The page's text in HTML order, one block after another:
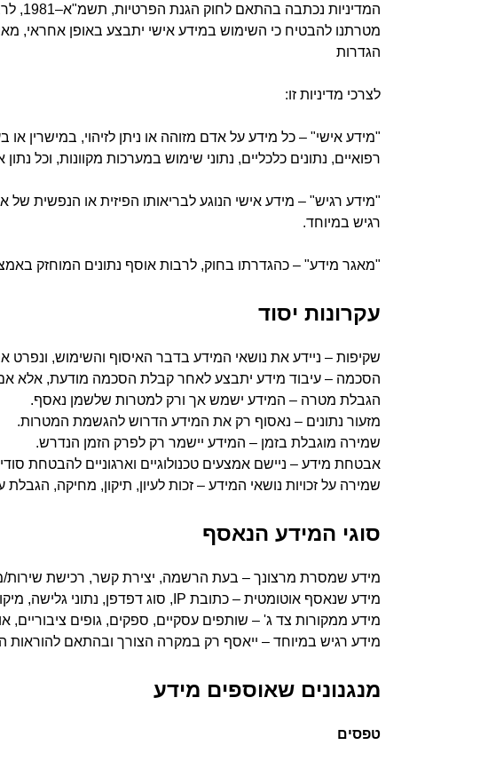
המדיניות נכתבה בהתאם לחוק הגנת הפרטיות, תשמ"א–1981, לרבות תיקון מס' 13 לחוק והתקנות שהותקנו מכוחו, וכן בהתאם להנחיות הרשות להגנת הפרטיות.
מטרתנו להבטיח כי השימוש במידע אישי יתבצע באופן אחראי,
הגדרות
לצרכי מדיניות זו:
"מידע אישי" – כל מידע על אדם מזוהה או ניתן לזיהוי, במישרין
רפואיים, נתונים כלכליים, נתוני שימוש במערכות מקוונות, וכל
"מידע רגיש" – מידע אישי הנוגע לבריאותו הפיזית או הנפשית של
רגיש במיוחד.
"מאגר מידע" – כהגדרתו בחוק, לרבות אוסף נתונים המוחזק
עקרונות יסוד
שקיפות – ניידע את נושאי המידע בדבר האיסוף והשימוש, ונפרט
הסכמה – עיבוד מידע יתבצע לאחר קבלת הסכמה מודעת, אלא
הגבלת מטרה – המידע ישמש אך ורק למטרות שלשמן נאסף.
מזעור נתונים – נאסוף רק את המידע הדרוש להגשמת המטרות.
שמירה מוגבלת בזמן – המידע יישמר רק לפרק הזמן הנדרש.
אבטחת מידע – ניישם אמצעים טכנולוגיים וארגוניים להבטחת
שמירה על זכויות נושאי המידע – זכות לעיון, תיקון, מחיקה, הגבלת
סוגי המידע הנאסף
מידע שמסרת מרצונך – בעת הרשמה, יצירת קשר, רכישת שירות/
מידע שנאסף אוטומטית – כתובת IP, סוג דפדפן, נתוני גלישה, מיקום גיאוגרפי, קבצי עוגיות (Cookies).
מידע ממקורות צד ג' – שותפים עסקיים, ספקים, גופים ציבוריים,
מידע רגיש במיוחד – ייאסף רק במקרה הצורך ובהתאם להוראות
מנגנונים שאוספים מידע
טפסים